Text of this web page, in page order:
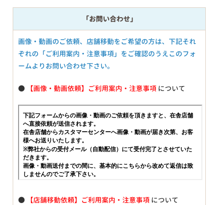
「お問い合わせ」
画像・動画のご依頼、店舗移動をご希望の方は、下記それ
ぞれの「ご利用案内・注意事項」をご確認のうえこのフォ
ームよりお問い合わせ下さい。
● 【画像・動画依頼】ご利用案内・注意事項 について
● 【店舗移動依頼】ご利用案内・注意事項 について